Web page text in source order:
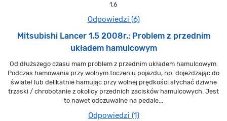
1.6
Odpowiedzi (6)
Mitsubishi Lancer 1.5 2008r.: Problem z przednim
układem hamulcowym
Od dłuższego czasu mam problem z przednim układem hamulcowym.
Podczas hamowania przy wolnym toczeniu pojazdu, np. dojeżdżając do
świateł lub delikatnie hamując przy wolnej prędkości słychać dziwne
trzaski / chrobotanie z okolicy przednich zacisków hamulcowych. Jest
to nawet odczuwalne na pedale...
Odpowiedzi (1)